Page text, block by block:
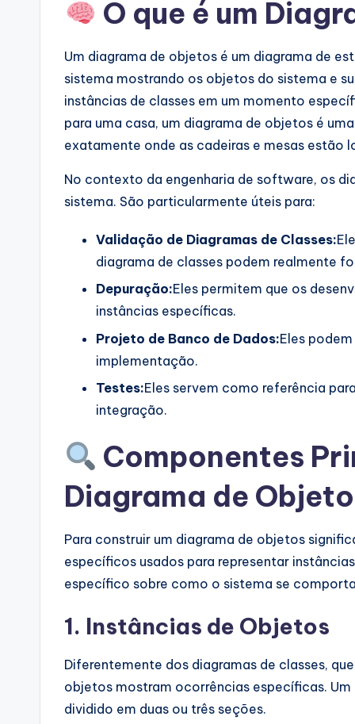
O que é um
Um diagrama de objetos é um diagrama de
sistema mostrando os objetos do sistema e
instâncias de classes em um momento
para uma casa, um diagrama de objetos é
exatamente onde as cadeiras e mesas estão
No contexto da engenharia de software, os
sistema. São particularmente úteis para:
Validação de Diagramas de Classes:
diagrama de classes podem realmente
Depuração:Eles permitem que os
instâncias específicas.
Projeto de Banco de Dados:Eles
implementação.
Testes:Eles servem como referência
integração.
Componentes
Diagrama de
Para construir um diagrama de objetos
específicos usados para representar
específico sobre como o sistema se
1. Instâncias de Objetos
Diferentemente dos diagramas de classes,
objetos mostram ocorrências específicas.
dividido em duas ou três seções.